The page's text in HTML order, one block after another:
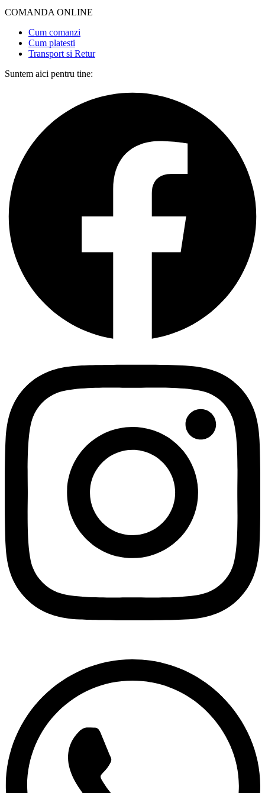
COMANDA ONLINE​
Cum comanzi
Cum platesti
Transport si Retur
Suntem aici pentru tine: